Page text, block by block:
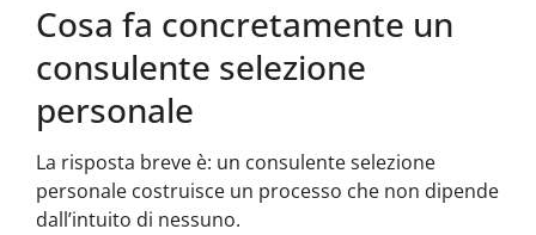
Cosa fa concretamente un
consulente selezione
personale
La risposta breve è: un consulente selezione
personale costruisce un processo che non dipende
dall’intuito di nessuno.